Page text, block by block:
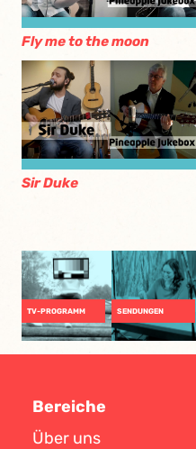
Fly me to the moon
Sir Duke
TV-PROGRAMM SENDUNGEN
Bereiche
Über uns